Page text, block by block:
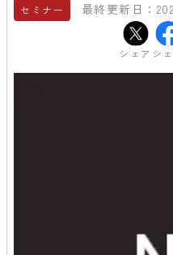
セミナー 最終更新日：
シェア シ